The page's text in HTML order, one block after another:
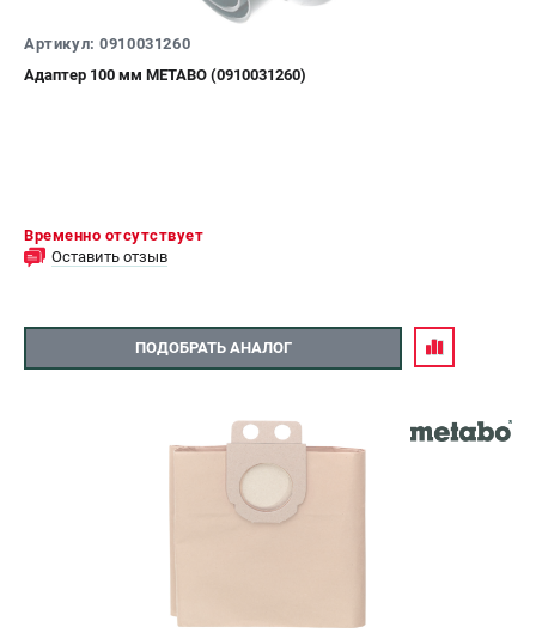
Артикул: 0910031260
Адаптер 100 мм METABO (0910031260)
Временно отсутствует
Оставить отзыв
ПОДОБРАТЬ АНАЛОГ